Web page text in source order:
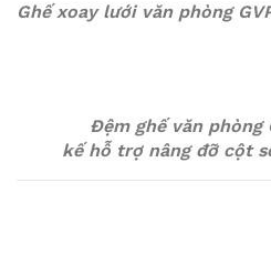
Ghế xoay lưới văn phòng
Đệm ghế văn phòng
kế hỗ trợ nâng đỡ cột